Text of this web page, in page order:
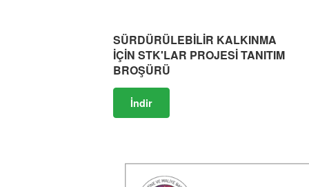
SÜRDÜRÜLEBİLİR KALKINMA
İÇİN STK'LAR PROJESİ TANITIM
BROŞÜRÜ
İndir